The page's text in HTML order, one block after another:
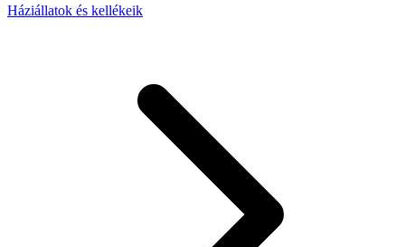
Háziállatok és kellékeik